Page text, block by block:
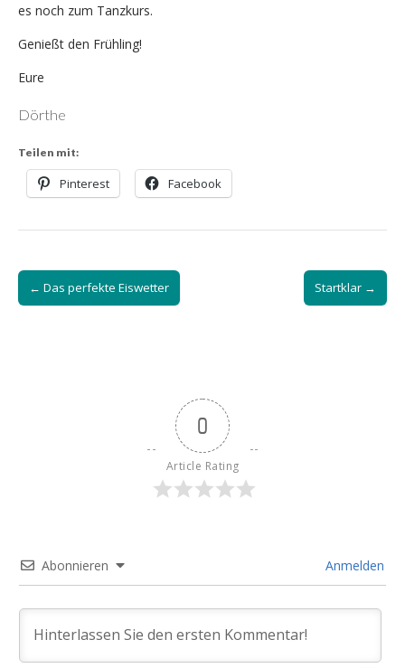
es noch zum Tanzkurs.
Genießt den Frühling!
Eure
Dörthe
Teilen mit:
Pinterest Facebook
Post
navigation
← Das perfekte Eiswetter Startklar →
0
Article Rating
Abonnieren Anmelden